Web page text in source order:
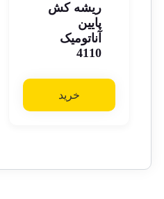
ریشه کش
پایین
آناتومیک
4110
خرید